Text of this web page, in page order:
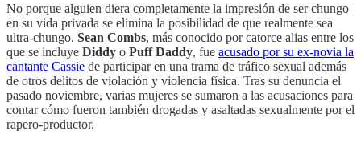
No porque alguien diera completamente la impresión de ser chungo
en su vida privada se elimina la posibilidad de que realmente sea
ultra-chungo. Sean Combs, más conocido por catorce alias entre los
que se incluye Diddy o Puff Daddy, fue acusado por su ex-novia la
cantante Cassie de participar en una trama de tráfico sexual además
de otros delitos de violación y violencia física. Tras su denuncia el
pasado noviembre, varias mujeres se sumaron a las acusaciones para
contar cómo fueron también drogadas y asaltadas sexualmente por el
rapero-productor.